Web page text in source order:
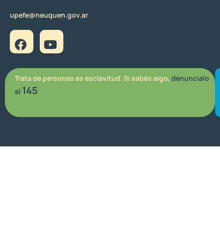
upefe@neuquen.gov.ar
Trata de personas es esclavitud. Si sabés algo, denuncialo
al 145